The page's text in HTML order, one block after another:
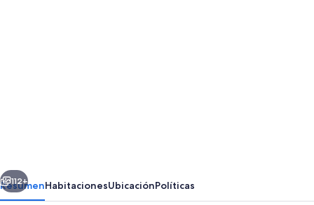
Spa
Siguiente
112+
ResumenHabitacionesUbicaciónPolíticas